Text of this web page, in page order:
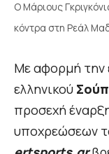
Ο Μάριους
κόντρα στη Ρεάλ
Με αφορμή την
ελληνικού
προσεχή
υποχρεώσεων